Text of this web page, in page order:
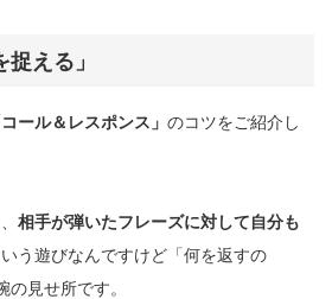
捉える」
コール＆レスポンス」 のコツをご紹介し
相手が弾いたフレーズに対して自分も
いう遊びなんですけど「何を返すの
見せ所です。